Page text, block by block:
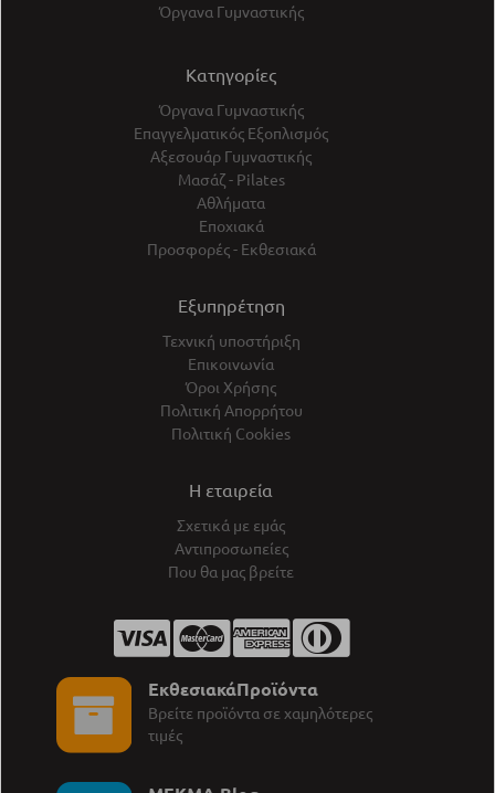
Όργανα Γυμναστικής
Κατηγορίες
Όργανα Γυμναστικής
Επαγγελματικός Εξοπλισμός
Αξεσουάρ Γυμναστικής
Μασάζ - Pilates
Αθλήματα
Εποχιακά
Προσφορές - Εκθεσιακά
Εξυπηρέτηση
Τεχνική υποστήριξη
Επικοινωνία
Όροι Χρήσης
Πολιτική Απορρήτου
Πολιτική Cookies
Η εταιρεία
Σχετικά με εμάς
Αντιπροσωπείες
Που θα μας βρείτε
ΕκθεσιακάΠροϊόντα
Βρείτε προϊόντα σε χαμηλότερες
τιμές